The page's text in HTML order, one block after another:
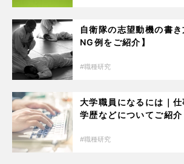
自衛隊の志望動機の書
NG例をご紹介】
職種研究
大学職員になるには｜
学歴などについてご紹介
職種研究